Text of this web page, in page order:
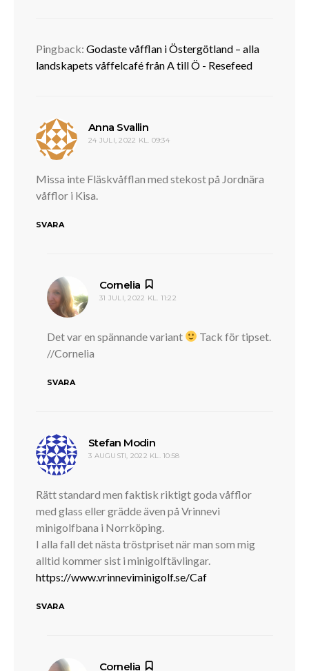
Pingback: Godaste våfflan i Östergötland – alla
landskapets våffelcafé från A till Ö - Resefeed
Anna Svallin
24 JULI, 2022 KL. 09:34
Missa inte Fläskvåfflan med stekost på Jordnära
våfflor i Kisa.
SVARA
Cornelia skriver:
31 JULI, 2022 KL. 11:22
Det var en spännande variant
Tack för tipset.
//Cornelia
SVARA
Stefan Modin
3 AUGUSTI, 2022 KL. 10:58
Rätt standard men faktisk riktigt goda våfflor
med glass eller grädde även på Vrinnevi
minigolfbana i Norrköping.
I alla fall det nästa tröstpriset när man som mig
alltid kommer sist i minigolftävlingar.
https://www.vrinneviminigolf.se/Caf
SVARA
Cornelia skriver: